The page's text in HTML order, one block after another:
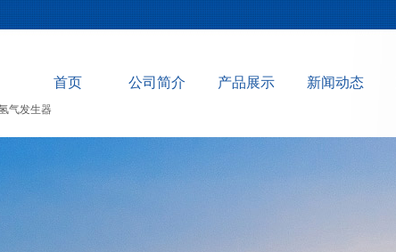
首页 公司简介 产品展示 新闻动态
气发生器